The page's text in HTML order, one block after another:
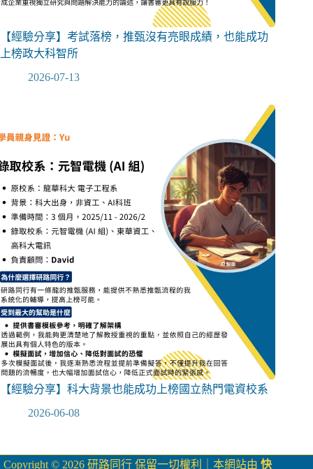
【經驗分享】考試落榜，推甄沒有亮眼成績，也能成功
上榜政大科智所
2026-07-13
【經驗分享】科大背景也能成功上榜國立熱門電資校系
2026-06-08
Copyright © 2026 研路同行 保留一切權利｜本網站由快